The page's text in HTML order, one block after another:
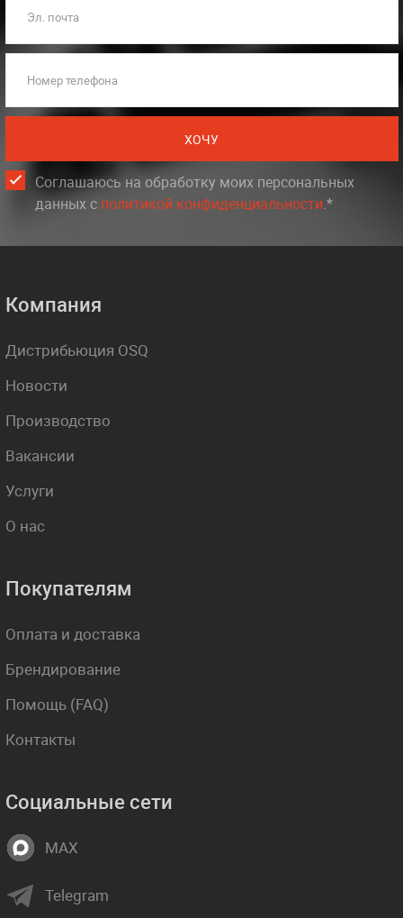
Эл. почта
Номер телефона
ХОЧУ
Соглашаюсь на обработку моих персональных
данных c политикой конфиденциальности.*
Компания
Дистрибьюция OSQ
Новости
Производство
Вакансии
Услуги
О нас
Покупателям
Оплата и доставка
Брендирование
Помощь (FAQ)
Контакты
Социальные сети
MAX
Telegram